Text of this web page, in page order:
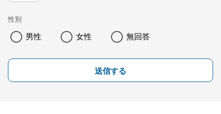
性別
男性 女性 無回答
送信する